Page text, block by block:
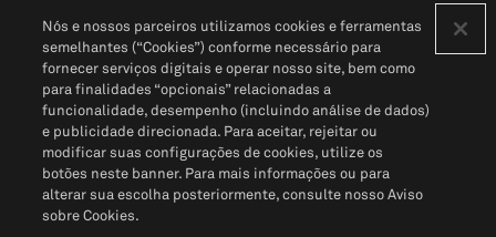
Política de PrivacidadePortal de privacidade do cliente (em inglês)
Não Venda Minhas Informações Pessoais© 2026 S&P Global
Nós e nossos parceiros utilizamos cookies e ferramentas
semelhantes (“Cookies”) conforme necessário para
fornecer serviços digitais e operar nosso site, bem como
para finalidades “opcionais” relacionadas a
funcionalidade, desempenho (incluindo análise de dados)
e publicidade direcionada. Para aceitar, rejeitar ou
modificar suas configurações de cookies, utilize os
botões neste banner. Para mais informações ou para
alterar sua escolha posteriormente, consulte nosso Aviso
sobre Cookies.